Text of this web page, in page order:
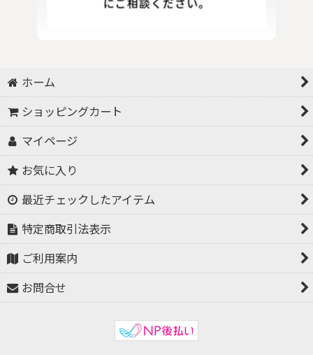
ホーム
ショッピングカート
マイページ
お気に入り
最近チェックしたアイテム
特定商取引法表示
ご利用案内
お問合せ